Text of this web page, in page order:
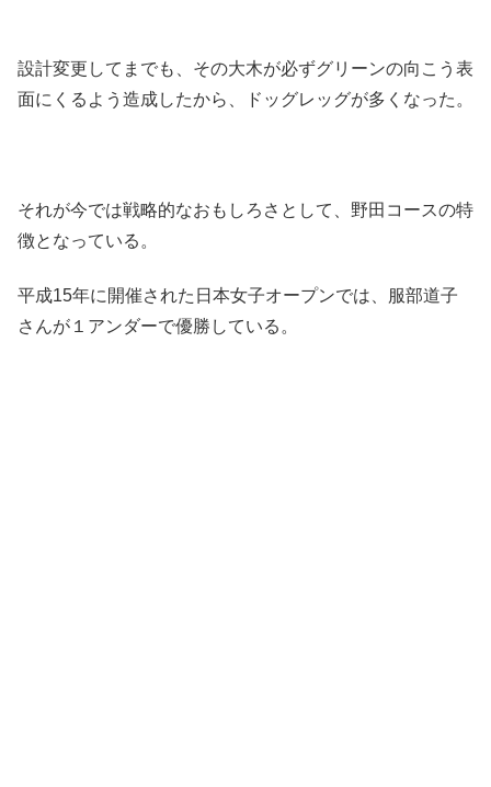
設計変更してまでも、その大木が必ずグリーンの向こう表
面にくるよう造成したから、ドッグレッグが多くなった。
それが今では戦略的なおもしろさとして、野田コースの特
徴となっている。
平成15年に開催された日本女子オープンでは、服部道子
さんが１アンダーで優勝している。